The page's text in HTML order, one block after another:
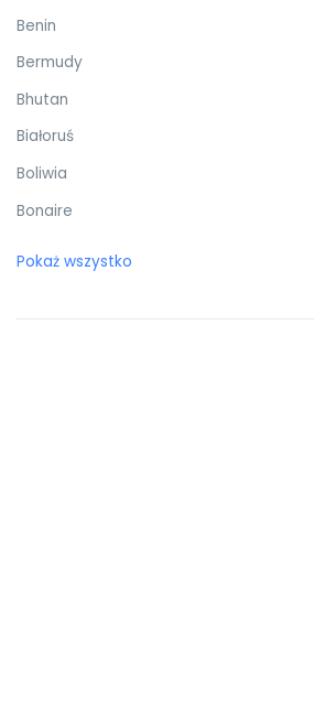
Benin
Bermudy
Bhutan
Białoruś
Boliwia
Bonaire
Brazylia
Pokaż wszystko